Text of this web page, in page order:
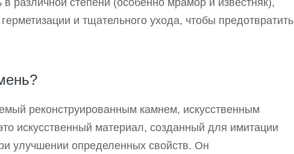
и тщательного ухода, чтобы предотвратить
реконструированным камнем, искусственным
искусственный материал, созданный для имитации
улучшении определенных свойств. Он